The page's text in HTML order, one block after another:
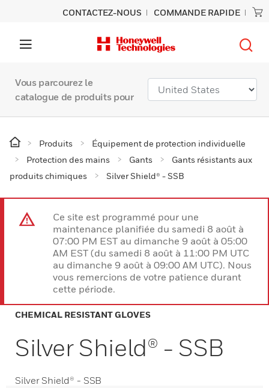
CONTACTEZ-NOUS COMMANDE RAPIDE
Vous parcourez le
catalogue de produits pour
Produits
Équipement de protection individuelle
Protection des mains
Gants
Gants résistants aux
produits chimiques
Silver Shield® - SSB
Ce site est programmé pour une
maintenance planifiée du samedi 8 août à
07:00 PM EST au dimanche 9 août à 05:00
AM EST (du samedi 8 août à 11:00 PM UTC
au dimanche 9 août à 09:00 AM UTC). Nous
vous remercions de votre patience durant
cette période.
CHEMICAL RESISTANT GLOVES
Silver Shield® - SSB
Silver Shield® - SSB